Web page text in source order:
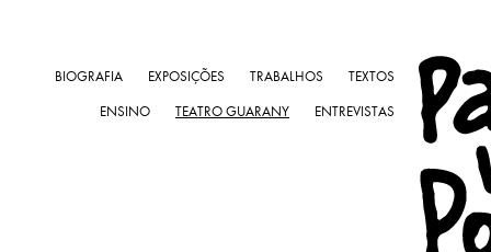
BIOGRAFIA EXPOSIÇÕES TRABALHOS TEXTOS
ENSINO TEATRO GUARANY ENTREVISTAS